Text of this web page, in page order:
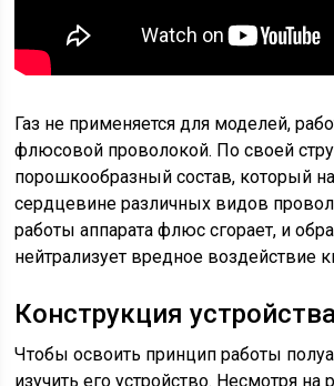
Газ не применяется для моделей,
флюсовой проволокой. По своей
порошкообразный состав, который
сердцевине различных видов
работы аппарата флюс сгорает, и
нейтрализует вредное воздействие
Конструкция
Чтобы освоить принцип работы
изучить его устройство. Несмотря на